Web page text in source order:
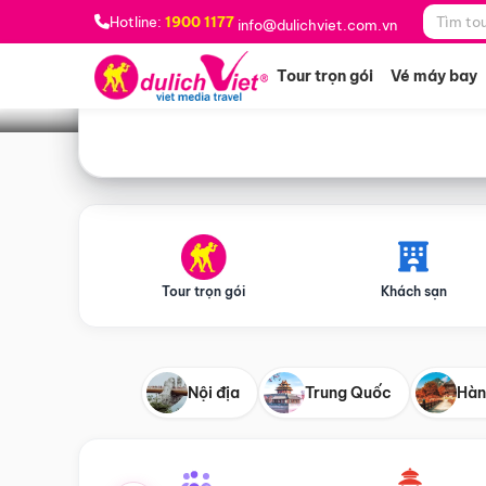
Hotline: 1900 1177 info@dulichviet.com.vn
Tour trọn gói Vé máy bay
Bạn muốn đi đâu? *
Tour trọn gói Khách sạn
Nội địa Trung Quốc